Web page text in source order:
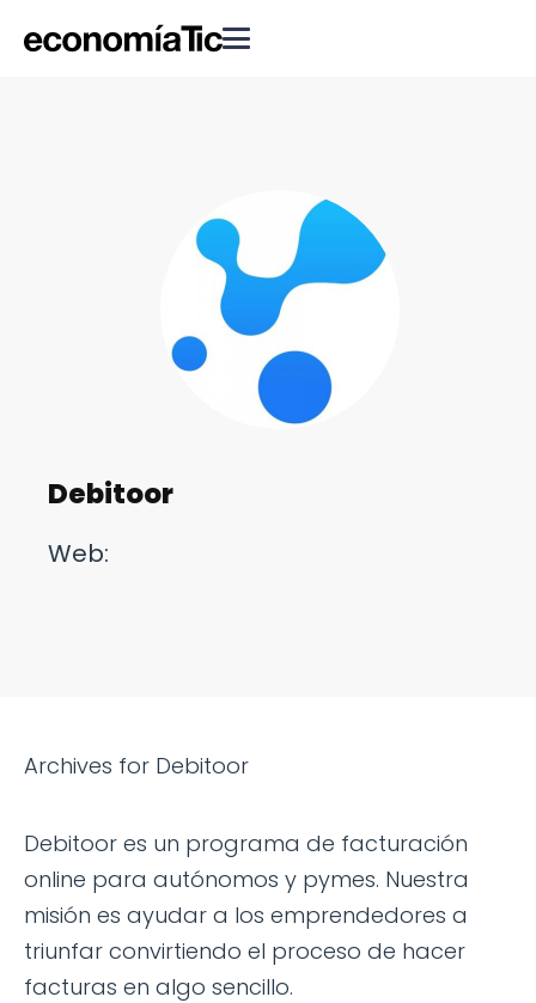
Debitoor
Web:
Archives for Debitoor
Debitoor es un programa de facturación
online para autónomos y pymes. Nuestra
misión es ayudar a los emprendedores a
triunfar convirtiendo el proceso de hacer
facturas en algo sencillo.